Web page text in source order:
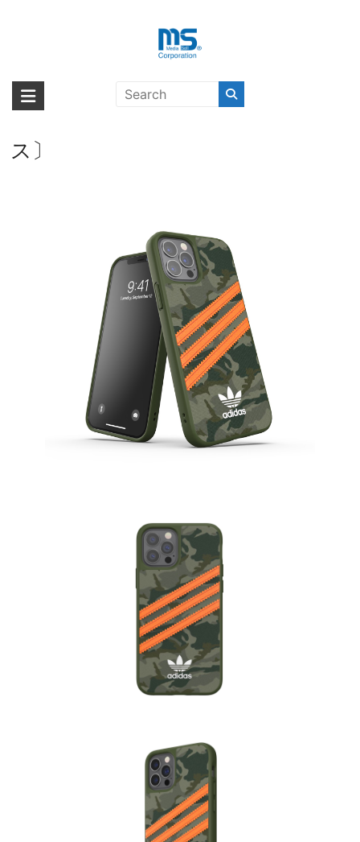
海外輸入ブランド商品｜株式会社
海外事業部が取り揃えている海外輸入商品には、日本では珍しい「海外ブ
ランド」をはじめ「ユニークな商品」「機能的な商品」「コストパフォー
SAMBA FW20 iPhone 12 / iPhone
ス〕